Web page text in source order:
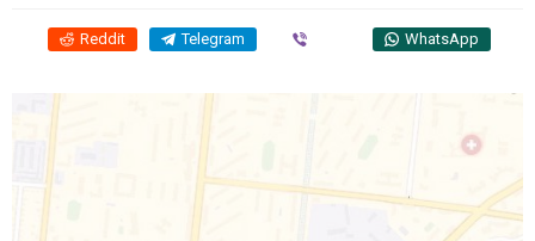
Reddit Telegram WhatsApp